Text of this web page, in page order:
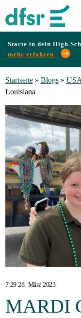
Starte in dein High
mehr erfahren
Programme
Infos
&
Erfahrungen
Preise
Gastfamilie
werden
Startseite» Blogs»
Louisiana
7:29 28. März 2023
MARDI